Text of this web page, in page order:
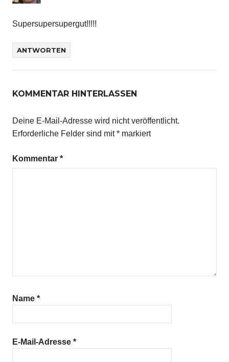
Supersupersupergut!!!!!
ANTWORTEN
KOMMENTAR HINTERLASSEN
Deine E-Mail-Adresse wird nicht veröffentlicht.
Erforderliche Felder sind mit* markiert
Kommentar *
Name *
E-Mail-Adresse *